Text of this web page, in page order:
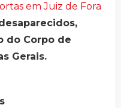
em Juiz de Fora
do Corpo de
Gerais.